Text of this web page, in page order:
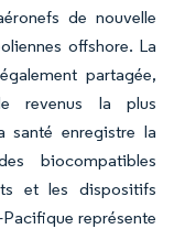
de nouvelle
offshore. La
partagée,
revenus la plus
santé enregistre la
biocompatibles
et les dispositifs
représente